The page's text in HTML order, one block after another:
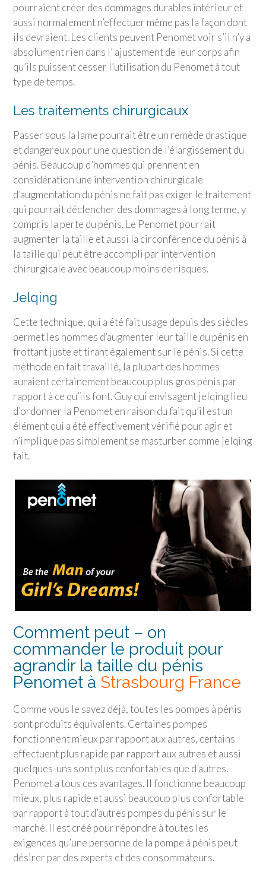
pourraient créer des dommages durables intérieur et
aussi normalement n’effectuer même pas la façon dont
ils devraient. Les clients peuvent Penomet voir s’il n’y a
absolument rien dans l’ ajustement de leur corps afin
qu’ils puissent cesser l’utilisation du Penomet à tout
type de temps.
Les traitements chirurgicaux
Passer sous la lame pourrait être un remède drastique
et dangereux pour une question de l’élargissement du
pénis. Beaucoup d’hommes qui prennent en
considération une intervention chirurgicale
d’augmentation du pénis ne fait pas exiger le traitement
qui pourrait déclencher des dommages à long terme, y
compris la perte du pénis. Le Penomet pourrait
augmenter la taille et aussi la circonférence du pénis à
la taille qui peut être accompli par intervention
chirurgicale avec beaucoup moins de risques.
Jelqing
Cette technique, qui a été fait usage depuis des siècles
permet les hommes d’augmenter leur taille du pénis en
frottant juste et tirant également sur le pénis. Si cette
méthode en fait travaillé, la plupart des hommes
auraient certainement beaucoup plus gros pénis par
rapport à ce qu’ils font. Guy qui envisagent jelqing lieu
d’ordonner la Penomet en raison du fait qu’il est un
élément qui a été effectivement vérifié pour agir et
n’implique pas simplement se masturber comme jelqing
fait.
Comment peut – on
commander le produit pour
agrandir la taille du pénis
Penomet à Strasbourg France
Comme vous le savez déjà, toutes les pompes à pénis
sont produits équivalents. Certaines pompes
fonctionnent mieux par rapport aux autres, certains
effectuent plus rapide par rapport aux autres et aussi
quelques-uns sont plus confortables que d’autres.
Penomet a tous ces avantages. Il fonctionne beaucoup
mieux, plus rapide et aussi beaucoup plus confortable
par rapport à tout d’autres pompes du pénis sur le
marché. Il est créé pour répondre à toutes les
exigences qu’une personne de la pompe à pénis peut
désirer par des experts et des consommateurs.